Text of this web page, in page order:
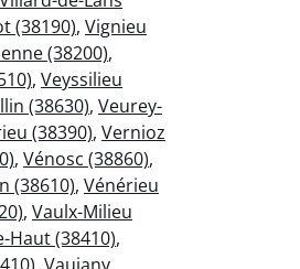
(38190), Vignieu
(38200),
, Veyssilieu
(38630), Veurey-
(38390), Vernioz
, Vénosc (38860),
(38610), Vénérieu
, Vaulx-Milieu
Haut (38410),